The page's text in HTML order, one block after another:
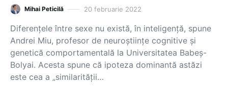
Mihai Peticilă 20 februarie 2022
Diferențele între sexe nu există, în inteligență, spune
Andrei Miu, profesor de neuroștiințe cognitive și
genetică comportamentală la Universitatea Babeș-
Bolyai. Acesta spune că ipoteza dominantă astăzi
este cea a „similarității…